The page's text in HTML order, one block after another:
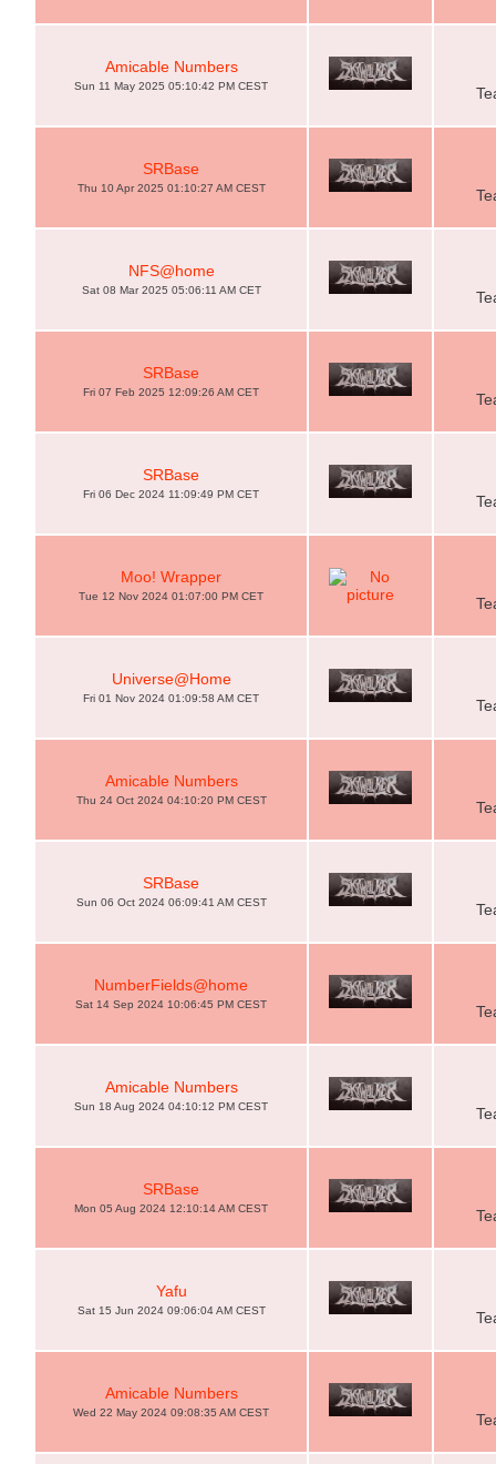
Amicable Numbers
Sun 11 May 2025 05:10:42 PM CEST
SRBase
Thu 10 Apr 2025 01:10:27 AM CEST
NFS@home
Sat 08 Mar 2025 05:06:11 AM CET
SRBase
Fri 07 Feb 2025 12:09:26 AM CET
SRBase
Fri 06 Dec 2024 11:09:49 PM CET
Moo! Wrapper
Tue 12 Nov 2024 01:07:00 PM CET
Universe@Home
Fri 01 Nov 2024 01:09:58 AM CET
Amicable Numbers
Thu 24 Oct 2024 04:10:20 PM CEST
SRBase
Sun 06 Oct 2024 06:09:41 AM CEST
NumberFields@home
Sat 14 Sep 2024 10:06:45 PM CEST
Amicable Numbers
Sun 18 Aug 2024 04:10:12 PM CEST
SRBase
Mon 05 Aug 2024 12:10:14 AM CEST
Yafu
Sat 15 Jun 2024 09:06:04 AM CEST
Amicable Numbers
Wed 22 May 2024 09:08:35 AM CEST